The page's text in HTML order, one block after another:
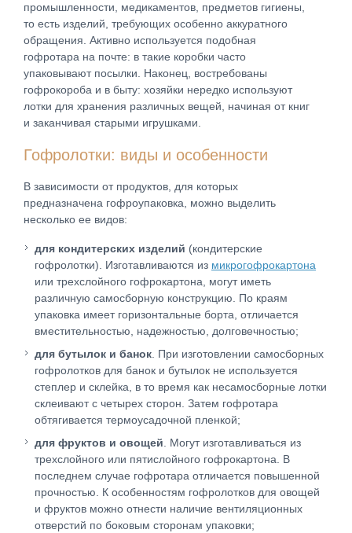
промышленности, медикаментов, предметов гигиены,
то есть изделий, требующих особенно аккуратного
обращения. Активно используется подобная
гофротара на почте: в такие коробки часто
упаковывают посылки. Наконец, востребованы
гофрокороба и в быту: хозяйки нередко используют
лотки для хранения различных вещей, начиная от книг
и заканчивая старыми игрушками.
Гофролотки: виды и особенности
В зависимости от продуктов, для которых
предназначена гофроупаковка, можно выделить
несколько ее видов:
для кондитерских изделий (кондитерские
гофролотки). Изготавливаются из микрогофрокартона
или трехслойного гофрокартона, могут иметь
различную самосборную конструкцию. По краям
упаковка имеет горизонтальные борта, отличается
вместительностью, надежностью, долговечностью;
для бутылок и банок. При изготовлении самосборных
гофролотков для банок и бутылок не используется
степлер и склейка, в то время как несамосборные лотки
склеивают с четырех сторон. Затем гофротара
обтягивается термоусадочной пленкой;
для фруктов и овощей. Могут изготавливаться из
трехслойного или пятислойного гофрокартона. В
последнем случае гофротара отличается повышенной
прочностью. К особенностям гофролотков для овощей
и фруктов можно отнести наличие вентиляционных
отверстий по боковым сторонам упаковки;